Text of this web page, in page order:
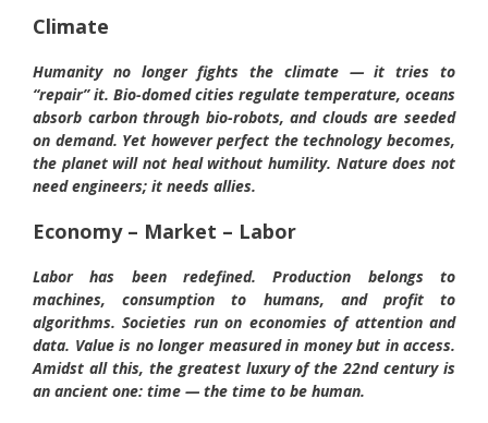
Climate
Humanity no longer fights the climate — it tries to
“repair” it. Bio-domed cities regulate temperature, oceans
absorb carbon through bio-robots, and clouds are seeded
on demand. Yet however perfect the technology becomes,
the planet will not heal without humility. Nature does not
need engineers; it needs allies.
Economy – Market – Labor
Labor has been redefined. Production belongs to
machines, consumption to humans, and profit to
algorithms. Societies run on economies of attention and
data. Value is no longer measured in money but in access.
Amidst all this, the greatest luxury of the 22nd century is
an ancient one: time — the time to be human.